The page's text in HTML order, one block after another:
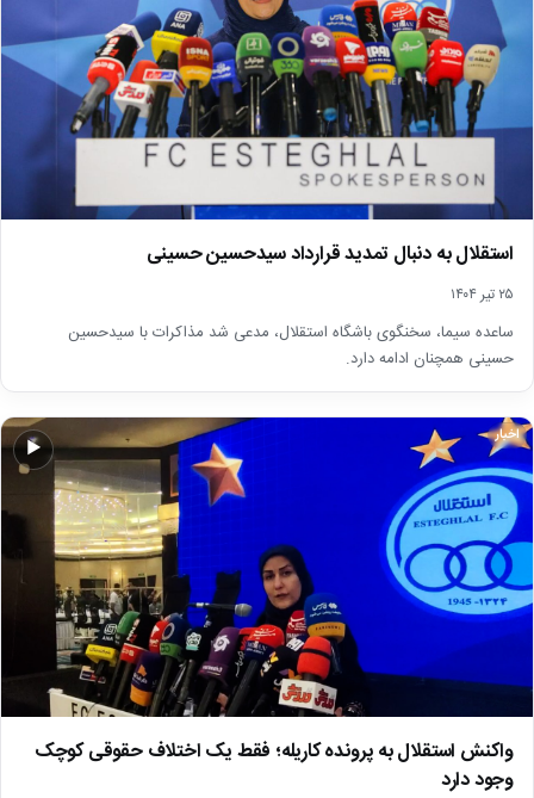
استقلال به دنبال تمدید قرارداد سیدحسین حسینی
۲۵ تیر ۱۴۰۴
ساعده سیما، سخنگوی باشگاه استقلال، مدعی شد مذاکرات با سیدحسین
حسینی همچنان ادامه دارد.
▶
اخبار
واکنش استقلال به پرونده کاریله؛ فقط یک اختلاف حقوقی کوچک
وجود دارد